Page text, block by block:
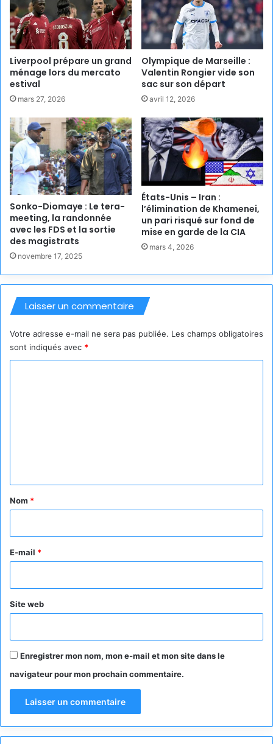
Liverpool prépare un grand
ménage lors du mercato
estival
mars 27, 2026
Olympique de Marseille :
Valentin Rongier vide son
sac sur son départ
avril 12, 2026
Sonko-Diomaye : Le tera-
meeting, la randonnée
avec les FDS et la sortie
des magistrats
novembre 17, 2025
États-Unis – Iran :
l’élimination de Khamenei,
un pari risqué sur fond de
mise en garde de la CIA
mars 4, 2026
Laisser un commentaire
Votre adresse e-mail ne sera pas publiée. Les champs obligatoires
sont indiqués avec *
a
e
Nom *
E-mail *
Site web
Enregistrer mon nom, mon e-mail et mon site dans le
navigateur pour mon prochain commentaire.